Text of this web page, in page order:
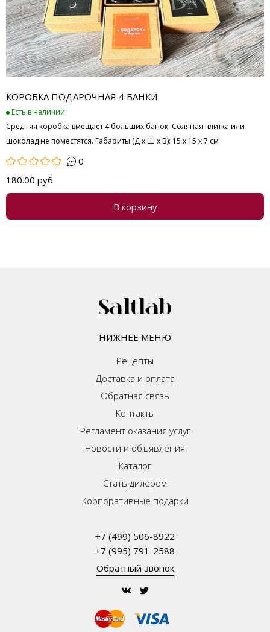
КОРОБКА ПОДАРОЧНАЯ 4 БАНКИ
Есть в наличии
Средняя коробка вмещает 4 больших банок. Соляная плитка или
шоколад не поместятся. Габариты (Д х Ш х В): 15 х 15 х 7 см
0
180.00 руб
В корзину
НИЖНЕЕ МЕНЮ
Рецепты
Доставка и оплата
Обратная связь
Контакты
Регламент оказания услуг
Новости и объявления
Каталог
Стать дилером
Корпоративные подарки
+7 (499) 506-8922
+7 (995) 791-2588
Обратный звонок